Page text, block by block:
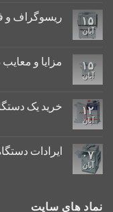
۱۵
آبان
ریسوگراف و
۱۵
آبان
مزایا و
۱۲
آبان
خرید یک
۰۷
آبان
ایرادات
نماد های سایت